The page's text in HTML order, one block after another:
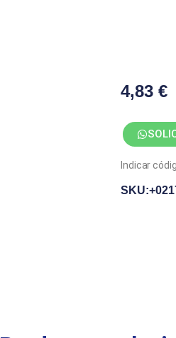
4,83 €
Indicar